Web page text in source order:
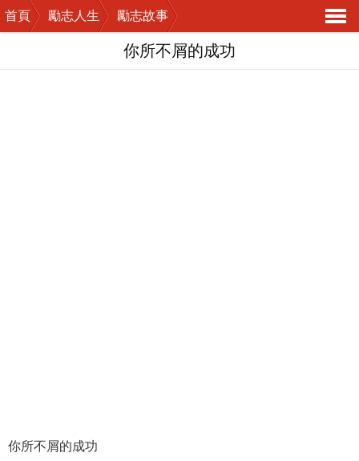
首頁 勵志人生
勵志故事
導
你所不屑的成功
你所不屑的成功